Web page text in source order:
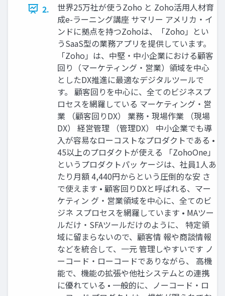
2.
世界25万社が使うZoho と Zoho活用人材育
成e-ラーニング講座 サマリー アメリカ・イ
ンドに拠点を持つZohoは、「Zoho」とい
うSaaS型の業務アプリを提供しています。
「Zoho」は、中堅・中小企業における顧客
回り（マーケティング・営業）領域を中心
としたDX推進に最適なデジタルツールで
す。 顧客回りを中心に、全てのビジネスプ
ロセスを網羅している マーケティング・営
業 （顧客回りDX） 業務・現場作業 （現場
DX） 経営管理 （管理DX） 中小企業でも導
入が容易なローコストなプロダクトである •
45以上のプロダクトが使える 「ZohoOne」
というプロダクトパッ ケージは、社員1人あ
たり月額 4,440円からという圧倒的な安 さ
で使えます • 顧客回りDXと呼ばれる、マー
ケティン グ・営業領域を中心に、全てのビ
ジネ スプロセスを網羅しています • MAツー
ルだけ・SFAツールだけのように、 特定領
域に留まらないので、顧客情 報や商談情報
などを統合して、一元 管理しやすいです ノ
ーコード・ローコードでありながら、 高機
能で、機能の拡張や他社システムとの連携
に優れている • 一般的に、ノーコード・ロ